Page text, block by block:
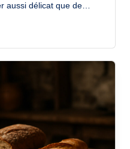
aussi délicat que de…